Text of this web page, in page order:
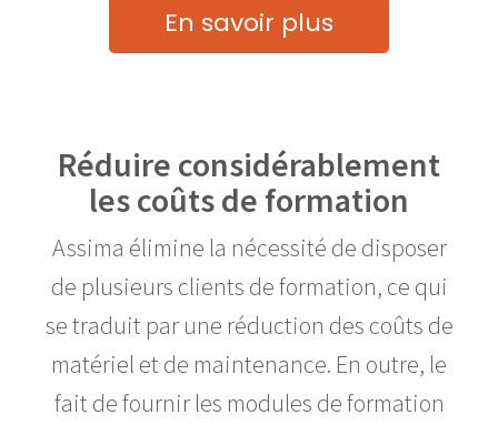
En savoir plus
Réduire considérablement
les coûts de formation
Assima élimine la nécessité de disposer
de plusieurs clients de formation, ce qui
se traduit par une réduction des coûts de
matériel et de maintenance. En outre, le
fait de fournir les modules de formation